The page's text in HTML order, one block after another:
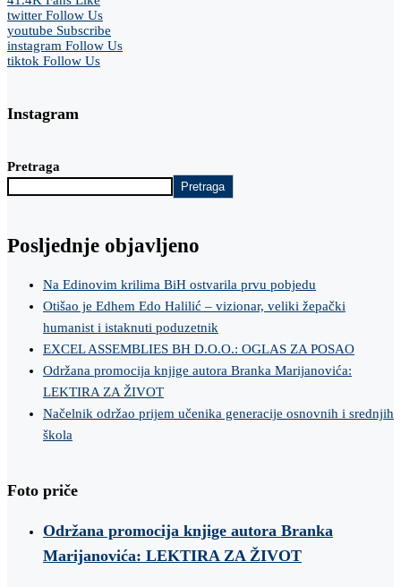
twitter Follow Us
youtube Subscribe
instagram Follow Us
tiktok Follow Us
Instagram
Pretraga
Pretraga
Posljednje objavljeno
Na Edinovim krilima BiH ostvarila prvu pobjedu
Otišao je Edhem Edo Halilić – vizionar, veliki žepački
humanist i istaknuti poduzetnik
EXCEL ASSEMBLIES BH D.O.O.: OGLAS ZA POSAO
Održana promocija knjige autora Branka Marijanovića:
LEKTIRA ZA ŽIVOT
Načelnik održao prijem učenika generacije osnovnih i srednjih
škola
Foto priče
Održana promocija knjige autora Branka
Marijanovića: LEKTIRA ZA ŽIVOT